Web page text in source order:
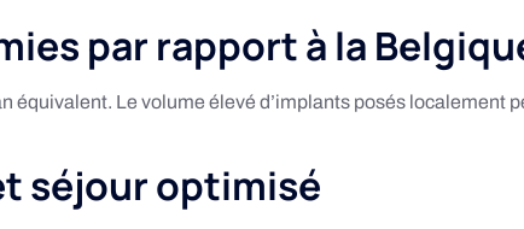
par rapport à la
équivalent. Le volume élevé d’implants posés localement
séjour optimisé